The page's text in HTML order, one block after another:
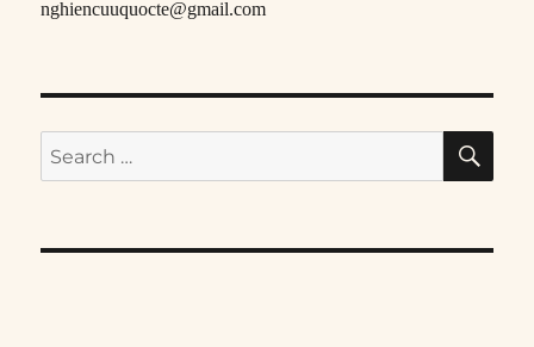
nghiencuuquocte@gmail.com
Search
for: